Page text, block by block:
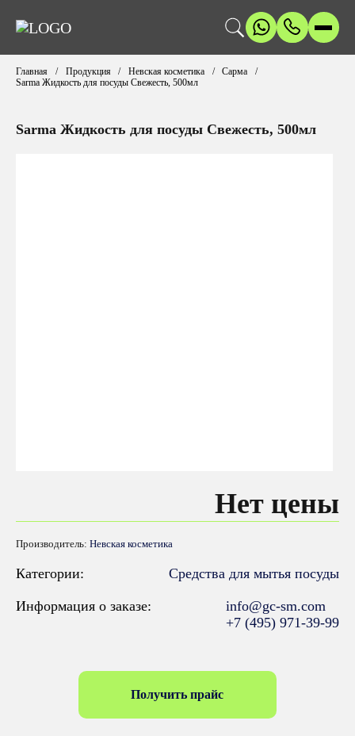
Главная Продукция Невская косметика
Сарма
Sarma Жидкость для посуды Свежесть, 500мл
Sarma Жидкость для посуды Свежесть, 500мл
Нет цены
Производитель:Невская косметика
Категории: Средства для мытья посуды
Информация о заказе:
info@gc-sm.com
+7 (495) 971-39-99
Получить прайс